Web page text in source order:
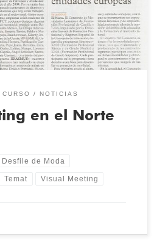
del Laboratorio de las Artes
NOTICIAS
en el Norte
Desfile de Moda
Temat Visual Meeting